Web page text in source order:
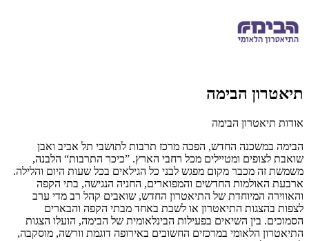
תיאטרון הבימה
אודות תיאטרון הבימה
הבימה במשכנה החדש, הפכה מרכז תרבות לתושבי תל אביב ואבן
שואבת לצופים ומטיילים מכל רחבי הארץ. ”כיכר התרבות“ הלבנה,
משמשת זה מכבר מקום מפגש לבני כל הגילאים בכל שעות היום והלילה.
ארבעת האולמות החדשים והמפוארים, החניה הנגישה, בתי הקפה
והאווירה המיוחדת של התיאטרון החדש, שואבים קהל רב מדי ערב
לצפות בהצגות התיאטרון או לשבת באחד מבתי הקפה והבארים
הסמוכים. בין השיאים בפעילות הבינלאומית של הבימה, הועלו הצגות
התיאטרון הלאומי במרכזים החשובים באירופה דוגמת וורשה, מוסקבה,